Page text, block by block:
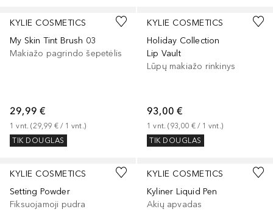
KYLIE COSMETICS
My Skin Tint Brush 03
Makiažo pagrindo šepetėlis
29,99 €
1 vnt. (29,99 € / 1 vnt. )
TIK DOUGLAS
KYLIE COSMETICS
Holiday Collection
Lip Vault
Lūpų makiažo rinkinys
93,00 €
1 vnt. (93,00 € / 1 vnt. )
TIK DOUGLAS
KYLIE COSMETICS
Setting Powder
Fiksuojamoji pudra
KYLIE COSMETICS
Kyliner Liquid Pen
Akių apvadas